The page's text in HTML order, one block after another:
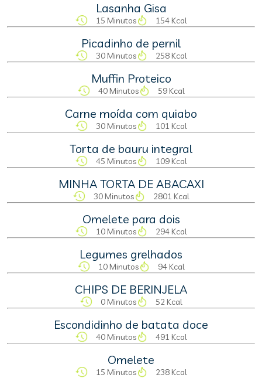
Lasanha Gisa
15 Minutos 154 Kcal
Picadinho de pernil
30 Minutos 258 Kcal
Muffin Proteico
40 Minutos 59 Kcal
Carne moída com quiabo
30 Minutos 101 Kcal
Torta de bauru integral
45 Minutos 109 Kcal
MINHA TORTA DE ABACAXI
30 Minutos 2801 Kcal
Omelete para dois
10 Minutos 294 Kcal
Legumes grelhados
10 Minutos 94 Kcal
CHIPS DE BERINJELA
0 Minutos 52 Kcal
Escondidinho de batata doce
40 Minutos 491 Kcal
Omelete
15 Minutos 238 Kcal